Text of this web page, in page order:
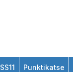
SS11 Punktikatse